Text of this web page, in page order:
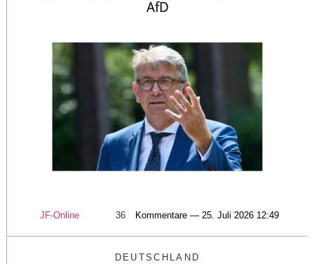
AfD
JF-Online 36 Kommentare — 25. Juli 2026 12:49
DEUTSCHLAND